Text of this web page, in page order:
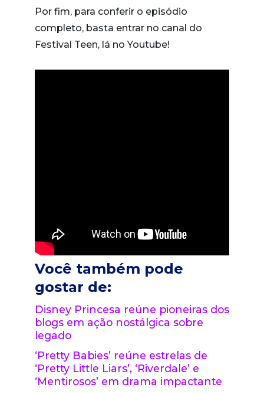
Por fim, para conferir o episódio
completo, basta entrar no canal do
Festival Teen, lá no Youtube!
Você também pode
gostar de:
Disney Princesa reúne pioneiras dos
blogs em ação nostálgica sobre
legado
‘Pretty Babies’ reúne estrelas de
‘Pretty Little Liars’, ‘Riverdale’ e
‘Mentirosos’ em drama impactante